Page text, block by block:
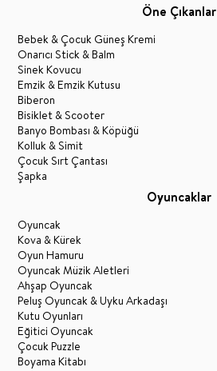
Öne Çıkanlar
Bebek & Çocuk Güneş Kremi
Onarıcı Stick & Balm
Sinek Kovucu
Emzik & Emzik Kutusu
Biberon
Bisiklet & Scooter
Banyo Bombası & Köpüğü
Kolluk & Simit
Çocuk Sırt Çantası
Şapka
Oyuncaklar
Oyuncak
Kova & Kürek
Oyun Hamuru
Oyuncak Müzik Aletleri
Ahşap Oyuncak
Peluş Oyuncak & Uyku Arkadaşı
Kutu Oyunları
Eğitici Oyuncak
Çocuk Puzzle
Boyama Kitabı